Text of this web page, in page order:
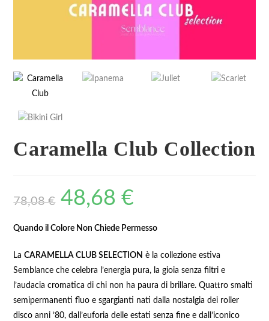
Caramella Club Collection
78,08€ 48,68€
Quando il Colore Non Chiede Permesso
LaCARAMELLA CLUB SELECTION è la collezione estiva
Semblance che celebra l’energia pura, la gioia senza filtri e
l’audacia cromatica di chi non ha paura di brillare. Quattro smalti
semipermanenti fluo e sgargianti nati dalla nostalgia dei roller
disco anni ’80, dall’euforia delle estati senza fine e dall’iconico